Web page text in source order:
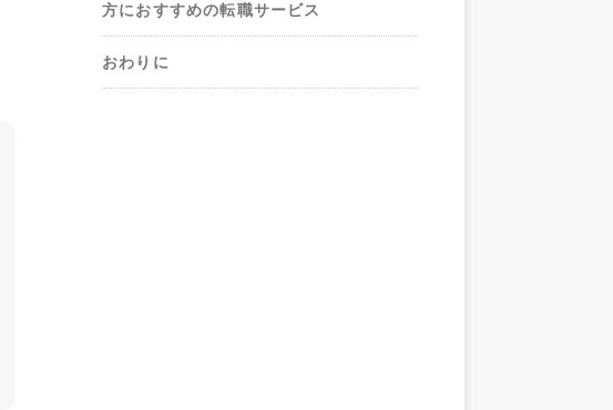
方におすすめの転職サービス
おわりに